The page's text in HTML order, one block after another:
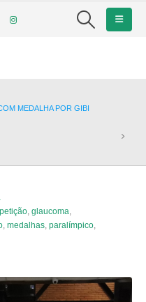
MEDALHA POR GIBI
, glaucoma
medalhas paralímpico